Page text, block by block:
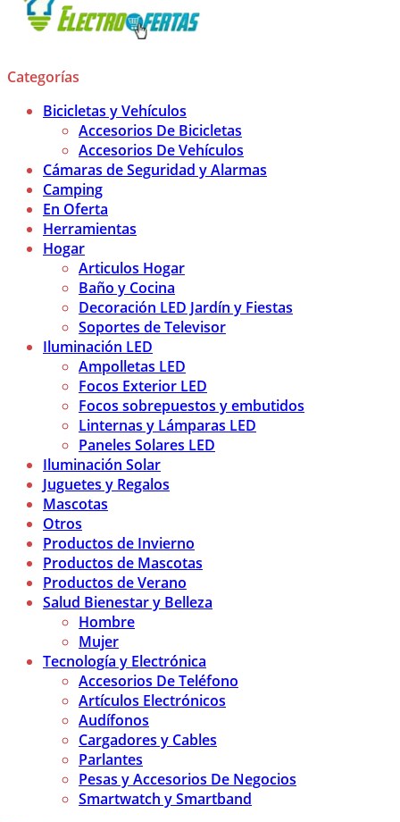
Categorías
Bicicletas y Vehículos
Accesorios De Bicicletas
Accesorios De Vehículos
Cámaras de Seguridad y Alarmas
Camping
En Oferta
Herramientas
Hogar
Articulos Hogar
Baño y Cocina
Decoración LED Jardín y Fiestas
Soportes de Televisor
Iluminación LED
Ampolletas LED
Focos Exterior LED
Focos sobrepuestos y embutidos
Linternas y Lámparas LED
Paneles Solares LED
Iluminación Solar
Juguetes y Regalos
Mascotas
Otros
Productos de Invierno
Productos de Mascotas
Productos de Verano
Salud Bienestar y Belleza
Hombre
Mujer
Tecnología y Electrónica
Accesorios De Teléfono
Artículos Electrónicos
Audífonos
Cargadores y Cables
Parlantes
Pesas y Accesorios De Negocios
Smartwatch y Smartband